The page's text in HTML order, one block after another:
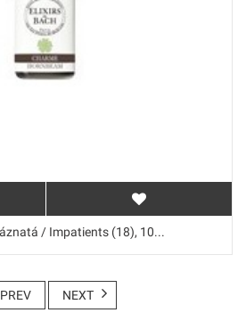
/ Impatients (18), 10...
PREV NEXT